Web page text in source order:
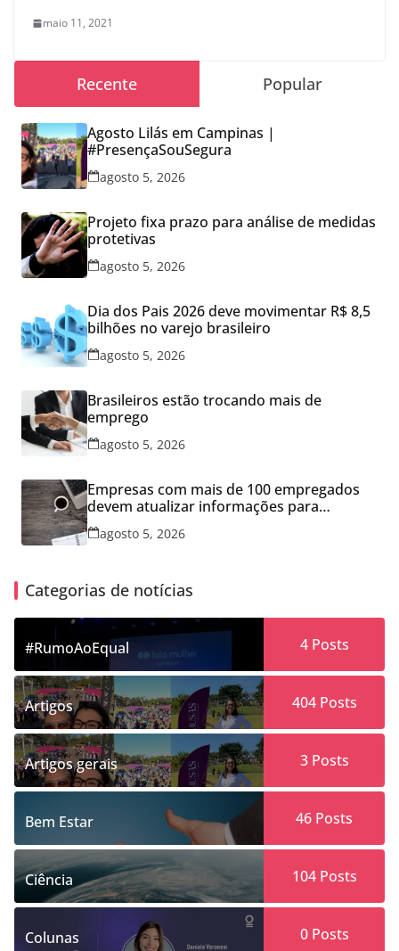
maio 11, 2021
Recente Popular
Agosto Lilás em Campinas |
#PresençaSouSegura
agosto 5, 2026
Projeto fixa prazo para análise de medidas
protetivas
agosto 5, 2026
Dia dos Pais 2026 deve movimentar R$ 8,5
bilhões no varejo brasileiro
agosto 5, 2026
Brasileiros estão trocando mais de
emprego
agosto 5, 2026
Empresas com mais de 100 empregados
devem atualizar informações para
Relatório de Transparência Salarial
agosto 5, 2026
Categorias de notícias
#RumoAoEqual 4Posts
Artigos 404Posts
Artigos gerais 3Posts
Bem Estar 46 Posts
Ciência 104Posts
Colunas 0Posts